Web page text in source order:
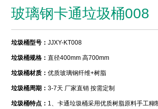
玻璃钢卡通垃圾桶008
垃圾桶型号：JJXY-KT008
垃圾桶规格：直径400mm 高700mm
垃圾桶材质：优质玻璃钢纤维+树脂
垃圾桶周期：3-7天 厂家直销 按需定制
垃圾桶特点： 1、卡通垃圾桶采用优质树脂原料手工糊